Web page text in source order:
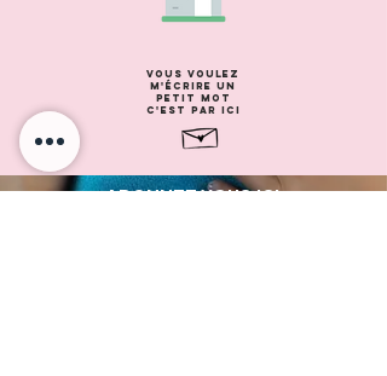
Vous voulez
m'écrire un
petit mot
c'est par ici
ABONNEZ VOUS ICI